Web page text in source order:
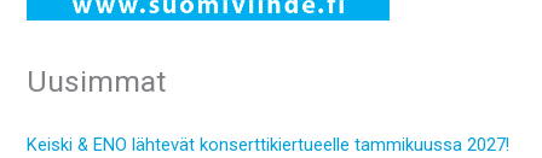
Uusimmat
Keiski & ENO lähtevät konserttikiertueelle tammikuussa 2027!